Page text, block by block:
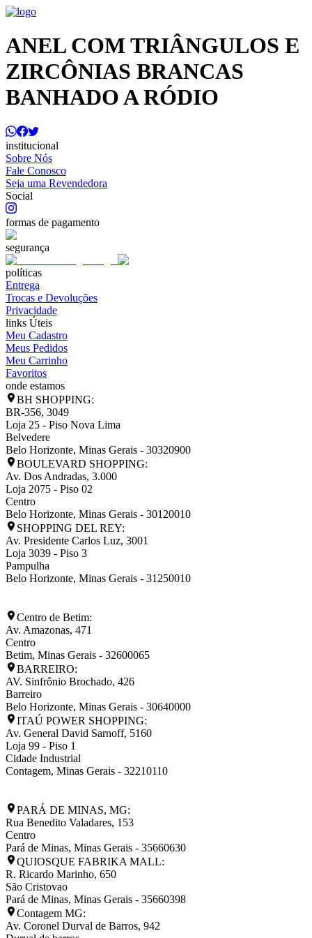
ANEL COM TRIÂNGULOS E
ZIRCÔNIAS BRANCAS
BANHADO A RÓDIO
institucional
Sobre Nós
Fale Conosco
Seja uma Revendedora
Social
formas de pagamento
segurança
políticas
Entrega
Trocas e Devoluções
Privacidade
links Úteis
Meu Cadastro
Meus Pedidos
Meu Carrinho
Favoritos
onde estamos
BH SHOPPING:
BR-356, 3049
Loja 25 - Piso Nova Lima
Belvedere
Belo Horizonte, Minas Gerais - 30320900
BOULEVARD SHOPPING:
Av. Dos Andradas, 3.000
Loja 2075 - Piso 02
Centro
Belo Horizonte, Minas Gerais - 30120010
SHOPPING DEL REY:
Av. Presidente Carlos Luz, 3001
Loja 3039 - Piso 3
Pampulha
Belo Horizonte, Minas Gerais - 31250010
Centro de Betim:
Av. Amazonas, 471
Centro
Betim, Minas Gerais - 32600065
BARREIRO:
AV. Sinfrônio Brochado, 426
Barreiro
Belo Horizonte, Minas Gerais - 30640000
ITAÚ POWER SHOPPING:
Av. General David Sarnoff, 5160
Loja 99 - Piso 1
Cidade Industrial
Contagem, Minas Gerais - 32210110
PARÁ DE MINAS, MG:
Rua Benedito Valadares, 153
Centro
Pará de Minas, Minas Gerais - 35660630
QUIOSQUE FABRIKA MALL:
R. Ricardo Marinho, 650
São Cristovao
Pará de Minas, Minas Gerais - 35660398
Contagem MG:
Av. Coronel Durval de Barros, 942